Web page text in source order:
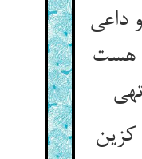
داعی
هست